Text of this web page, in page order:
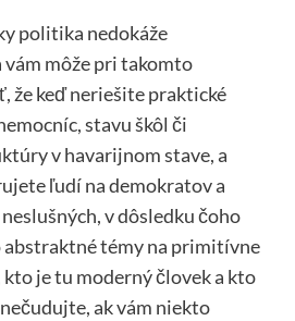
politika nedokáže
vám môže pri takomto
že keď neriešite praktické
stavu škôl či
v havarijnom stave, a
ľudí na demokratov a
v dôsledku čoho
témy na primitívne
je tu moderný človek a kto
ak vám niekto